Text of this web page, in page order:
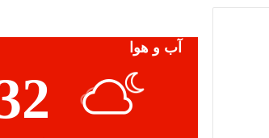
آب و هوا